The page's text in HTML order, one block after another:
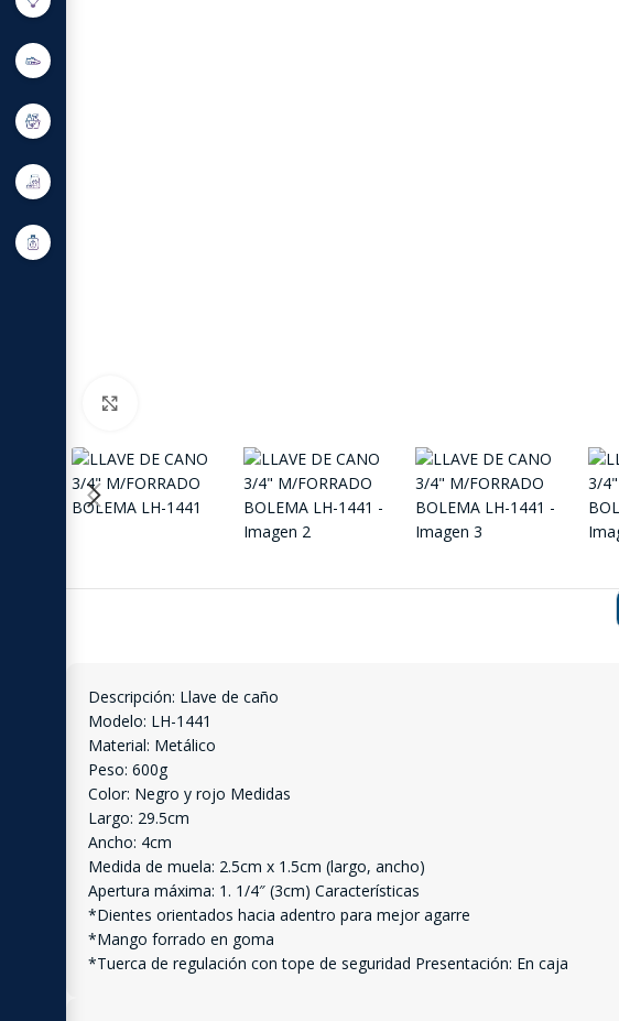
Descripción: Llave de caño
Modelo: LH-1441
Material: Metálico
Peso: 600g
Color: Negro y rojo Medidas
Largo: 29.5cm
Ancho: 4cm
Medida de muela: 2.5cm x 1.5cm (largo, ancho)
Apertura máxima: 1. 1/4″ (3cm) Características
*Dientes orientados hacia adentro para mejor agarre
*Mango forrado en goma
*Tuerca de regulación con tope de seguridad Presentación: En caja